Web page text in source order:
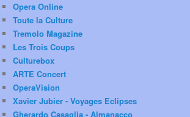
Opera Online
Toute la Culture
Tremolo Magazine
Les Trois Coups
Culturebox
ARTE Concert
OperaVision
Xavier Jubier - Voyages Eclipses
Gherardo Casaglia - Almanacco